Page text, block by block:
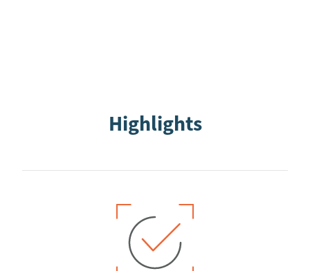
Highlights